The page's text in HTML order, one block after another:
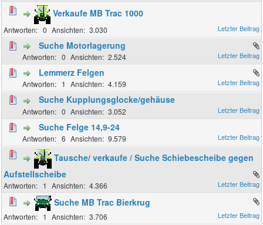
Verkaufe MB Trac 1000
0 3.030
Suche Motorlagerung
0 2.524
Lemmerz Felgen
1 4.159
Suche Kupplungsglocke/gehäuse
0 3.052
Suche Felge 14,9-24
6 9.579
Tausche/ verkaufe / Suche Schiebescheibe gegen
Aufstellscheibe
1 4.366
Suche MB Trac Bierkrug
1 3.706